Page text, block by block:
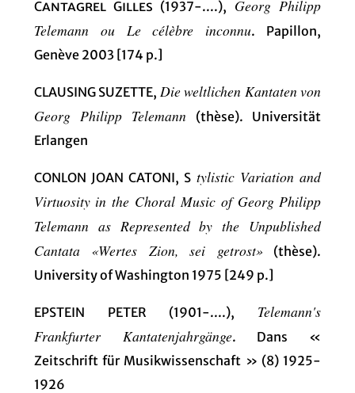
Cantagrel Gilles (1937-....), Georg Philipp
Telemann ou Le célèbre inconnu. Papillon,
Genève 2003 [174 p.]
CLAUSING SUZETTE, Die weltlichen Kantaten von
Georg Philipp Telemann (thèse). Universität
Erlangen
CONLON JOAN CATONI, S tylistic Variation and
Virtuosity in the Choral Music of Georg Philipp
Telemann as Represented by the Unpublished
Cantata «Wertes Zion, sei getrost» (thèse).
University of Washington 1975 [249 p.]
EPSTEIN PETER (1901-....), Telemann's
Frankfurter Kantatenjahrgänge. Dans «
Zeitschrift für Musikwissenschaft » (8) 1925-
1926